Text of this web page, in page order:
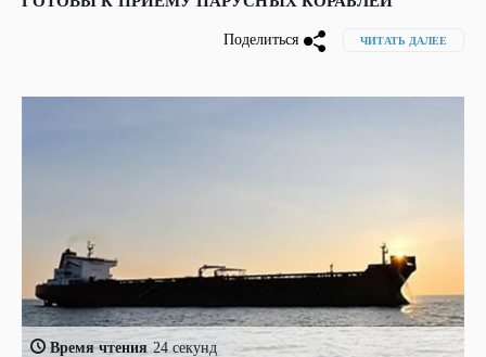
Поделиться ЧИТАТЬ ДАЛЕЕ
Время чтения 24 секунд